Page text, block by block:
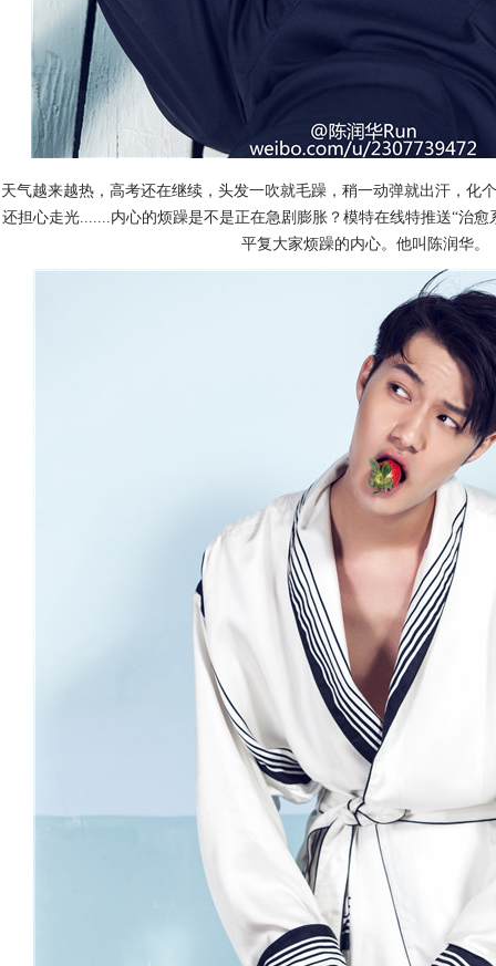
天气越来越热，高考还在继续，头发一吹就毛躁，稍一动弹就出汗，化
还担心走光.......内心的烦躁是不是正在急剧膨胀？模特在线特推送“治
平复大家烦躁的内心。他叫陈润华。